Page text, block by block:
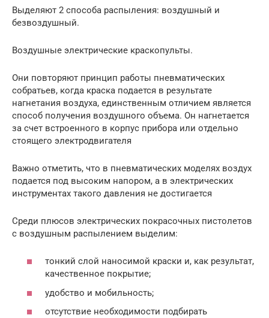
Выделяют 2 способа распыления: воздушный и
безвоздушный.
Воздушные электрические краскопульты.
Они повторяют принцип работы пневматических
собратьев, когда краска подается в результате
нагнетания воздуха, единственным отличием является
способ получения воздушного объема. Он нагнетается
за счет встроенного в корпус прибора или отдельно
стоящего электродвигателя
Важно отметить, что в пневматических моделях воздух
подается под высоким напором, а в электрических
инструментах такого давления не достигается
Среди плюсов электрических покрасочных пистолетов
с воздушным распылением выделим:
тонкий слой наносимой краски и, как результат,
качественное покрытие;
удобство и мобильность;
отсутствие необходимости подбирать